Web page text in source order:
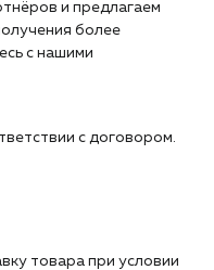
и предлагаем
более
с нашими
с договором.
товара при условии